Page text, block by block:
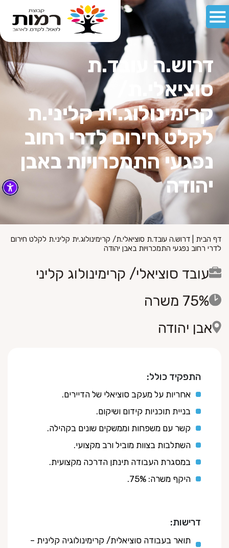
דרוש.ה עובד.ת
סוציאלי.ת/
קרימינולוג.ית קליני.ת
לקלט חירום לדרי רחוב
נפגעי התמכרויות באבן
יהודה
דף הבית
דרוש.ה עובד.ת סוציאלי.ת/ קרימינולוג.ית קליני.ת לקלט חירום
לדרי רחוב נפגעי התמכרויות באבן יהודה
עובד סוציאלי/ קרימינולוג קליני
75% משרה
אבן יהודה
התפקיד כולל:
אחריות על מעקב סוציאלי של הדיירים.
בניית תוכניות קידום ושיקום.
קשר עם משפחות וממשקים שונים בקהילה.
השתלבות בצוות מוביל ורב מקצועי.
במסגרת העבודה תינתן הדרכה מקצועית.
היקף משרה: 75%.
דרישות:
תואר בעבודה סוציאלית/ קרימינולוגיה קלינית –